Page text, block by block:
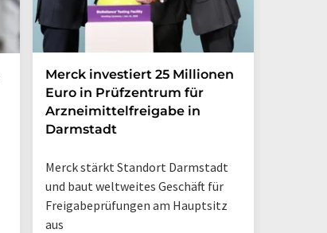
Merck investiert 25 Millionen
Euro in Prüfzentrum für
Arzneimittelfreigabe in
Darmstadt
Merck stärkt Standort Darmstadt
und baut weltweites Geschäft für
Freigabeprüfungen am Hauptsitz
aus